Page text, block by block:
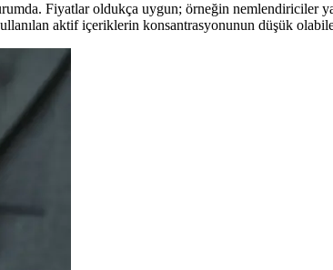
Fiyatlar oldukça uygun; örneğin nemlendiriciler
aktif içeriklerin konsantrasyonunun düşük